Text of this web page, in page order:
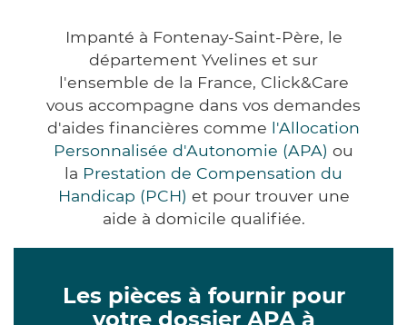
Impanté à Fontenay-Saint-Père, le
département Yvelines et sur
l'ensemble de la France, Click&Care
vous accompagne dans vos demandes
d'aides financières comme l'Allocation
Personnalisée d'Autonomie (APA) ou
la Prestation de Compensation du
Handicap (PCH) et pour trouver une
aide à domicile qualifiée.
Les pièces à fournir pour
votre dossier APA à